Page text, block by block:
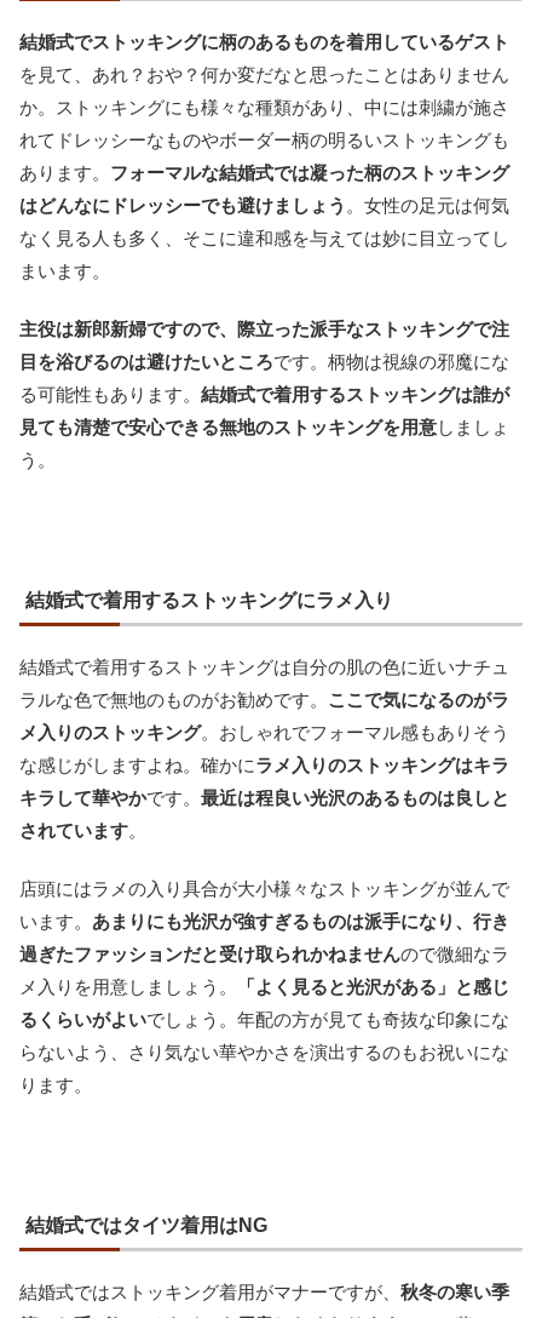
結婚式でストッキングに柄のあるものを着用しているゲスト
を見て、あれ？おや？何か変だなと思ったことはありません
か。ストッキングにも様々な種類があり、中には刺繍が施さ
れてドレッシーなものやボーダー柄の明るいストッキングも
あります。 フォーマルな結婚式では凝った柄のストッキング
はどんなにドレッシーでも避けましょう 。女性の足元は何気
なく見る人も多く、そこに違和感を与えては妙に目立ってし
まいます。
主役は新郎新婦ですので、際立った派手なストッキングで注
目を浴びるのは避けたいところです。柄物は視線の邪魔にな
る可能性もあります。 結婚式で着用するストッキングは誰が
見ても清楚で安心できる無地のストッキングを用意しましょ
う。
結婚式で着用するストッキングにラメ入り
結婚式で着用するストッキングは自分の肌の色に近いナチュ
ラルな色で無地のものがお勧めです。 ここで気になるのがラ
メ入りのストッキング。おしゃれでフォーマル感もありそう
な感じがしますよね。確かにラメ入りのストッキングはキラ
キラして華やかです。 最近は程良い光沢のあるものは良しと
されています。
店頭にはラメの入り具合が大小様々なストッキングが並んで
います。 あまりにも光沢が強すぎるものは派手になり、行き
過ぎたファッションだと受け取られかねませんので微細なラ
メ入りを用意しましょう。
「よく見ると光沢がある」と感じ
るくらいがよいでしょう。年配の方が見ても奇抜な印象にな
らないよう、さり気ない華やかさを演出するのもお祝いにな
ります。
結婚式ではタイツ着用はNG
結婚式ではストッキング着用がマナーですが、 秋冬の寒い季